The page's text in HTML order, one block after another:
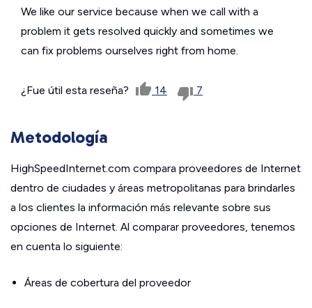
We like our service because when we call with a
problem it gets resolved quickly and sometimes we
can fix problems ourselves right from home.
¿Fue útil esta reseña? 14 7
Metodología
HighSpeedInternet.com compara proveedores de Internet
dentro de ciudades y áreas metropolitanas para brindarles
a los clientes la información más relevante sobre sus
opciones de Internet. Al comparar proveedores, tenemos
en cuenta lo siguiente:
Áreas de cobertura del proveedor